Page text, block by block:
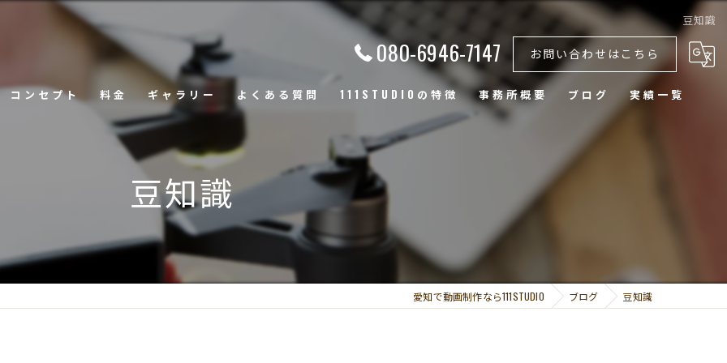
豆知識
080-6946-7147 お問い合わせはこちら
コンセプト 料金 ギャラリー よくある質問 111STUDIOの特徴
ウェディングムービー
会社紹介
商品プロモーション
ドローン撮影
事務所概要 ブログ 実績一覧
豆知識
愛知で動画制作なら111STUDIO ブログ 豆知識